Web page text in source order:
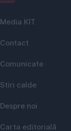
Media KIT
Contact
Comunicate
Stiri calde
Despre noi
Carta editorială